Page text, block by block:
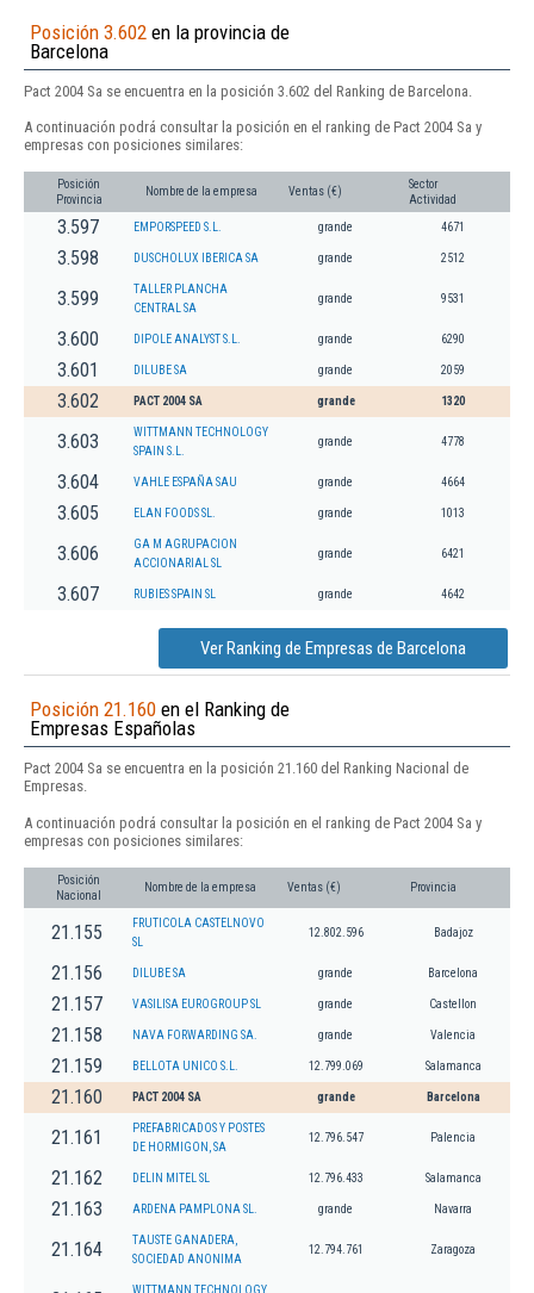
Posición 3.602 en la provincia de
Barcelona
Pact 2004 Sa se encuentra en la posición 3.602 del Ranking de Barcelona.
A continuación podrá consultar la posición en el ranking de Pact 2004 Sa y
empresas con posiciones similares:
Posición
Provincia
Nombre de la empresa Ventas (€)
Sector
Actividad
3.597 EMPORSPEED S.L. grande 4671
3.598 DUSCHOLUX IBERICA SA grande 2512
3.599
TALLER PLANCHA
CENTRAL SA
grande 9531
3.600 DIPOLE ANALYST S.L. grande 6290
3.601 DILUBE SA grande 2059
3.602 PACT 2004 SA grande 1320
3.603
WITTMANN TECHNOLOGY
SPAIN S.L.
grande 4778
3.604 VAHLE ESPAÑA SAU grande 4664
3.605 ELAN FOODS SL. grande 1013
3.606
GA M AGRUPACION
ACCIONARIAL SL
grande 6421
3.607 RUBIES SPAIN SL grande 4642
Ver Ranking de Empresas de Barcelona
Posición 21.160 en el Ranking de
Empresas Españolas
Pact 2004 Sa se encuentra en la posición 21.160 del Ranking Nacional de
Empresas.
A continuación podrá consultar la posición en el ranking de Pact 2004 Sa y
empresas con posiciones similares:
Posición
Nacional
Nombre de la empresa Ventas (€) Provincia
21.155
FRUTICOLA CASTELNOVO
SL
12.802.596 Badajoz
21.156 DILUBE SA grande Barcelona
21.157 VASILISA EUROGROUP SL grande Castellon
21.158 NAVA FORWARDING SA. grande Valencia
21.159 BELLOTA UNICO S.L. 12.799.069 Salamanca
21.160 PACT 2004 SA grande Barcelona
21.161
PREFABRICADOS Y POSTES
DE HORMIGON, SA
12.796.547 Palencia
21.162 DELIN MITEL SL 12.796.433 Salamanca
21.163 ARDENA PAMPLONA SL. grande Navarra
21.164
TAUSTE GANADERA,
SOCIEDAD ANONIMA
12.794.761 Zaragoza
WITTMANN TECHNOLOGY